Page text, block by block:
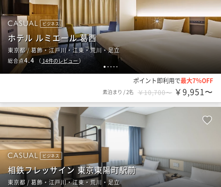
1 2 3 4 5
ビジネス
ホテル ルミエール 葛西
東京都 / 葛飾・江戸川・江東・荒川・足立
総合点4.4 （ 14件のレビュー）
ポイント即利用で最大7％OFF
素泊まり /2名 ￥10,700〜 ￥9,951〜
ビジネス
相鉄フレッサイン 東京東陽町駅前
東京都 / 葛飾・江戸川・江東・荒川・足立